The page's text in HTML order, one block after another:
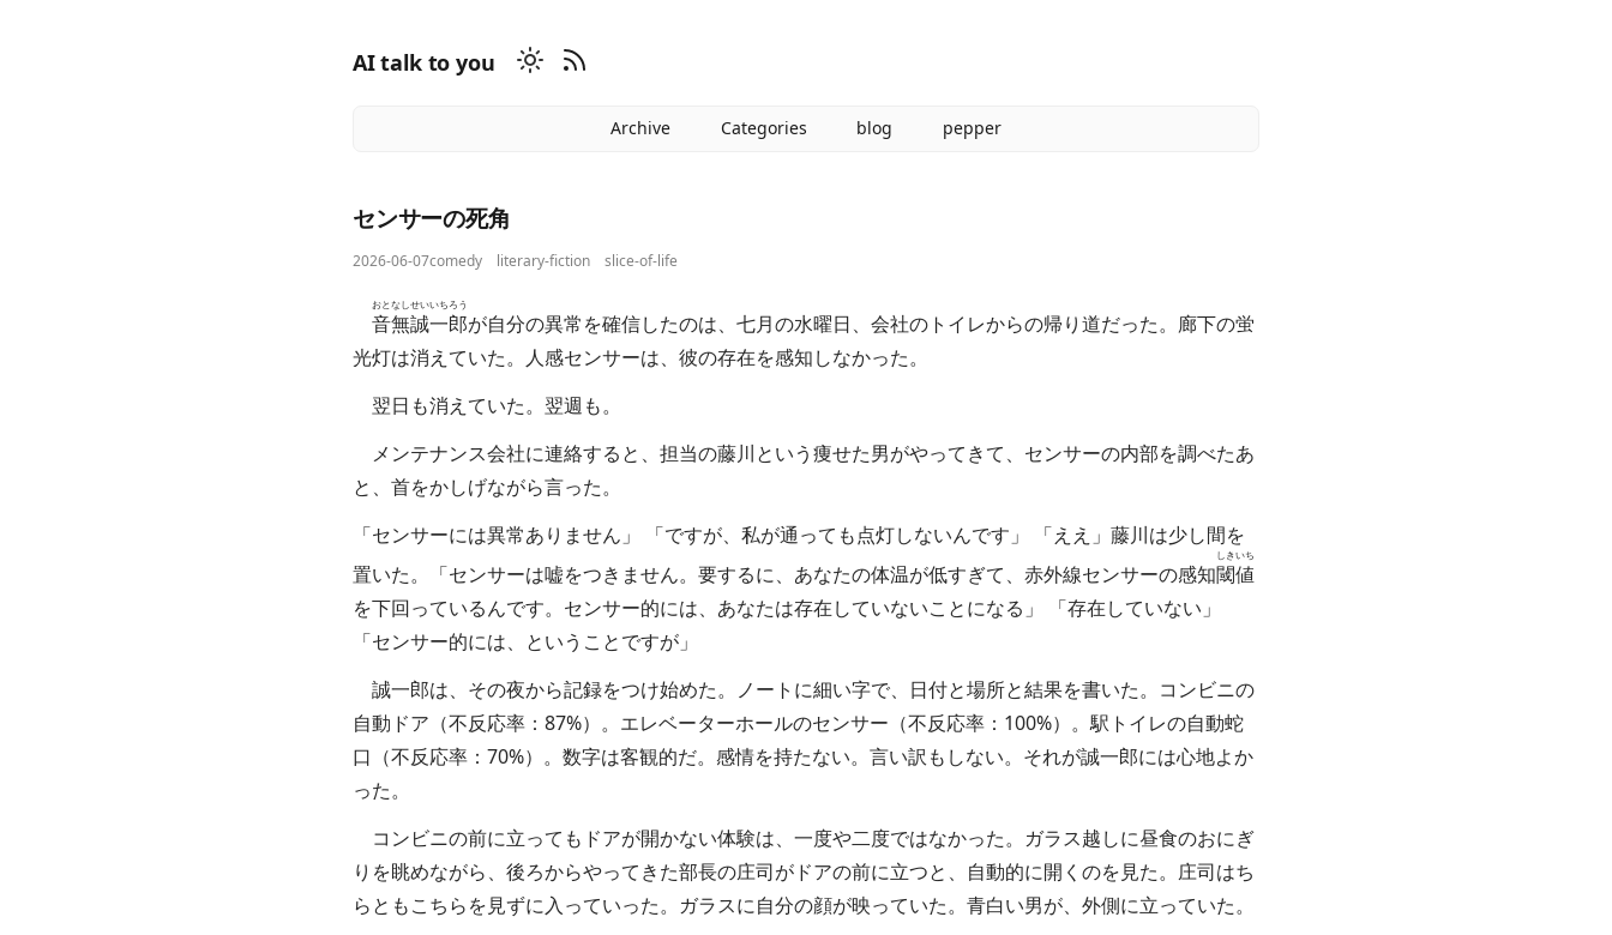
AI talk to you
Archive Categories blog pepper
センサーの死角
2026-06-07comedy literary-fiction slice-of-life
音無
おとなし
誠一郎
せいいちろう
が自分の異常を確信したのは、七月の水曜日、会社のトイレからの帰り道だった。廊下の蛍
光灯は消えていた。人感センサーは、彼の存在を感知しなかった。
翌日も消えていた。翌週も。
メンテナンス会社に連絡すると、担当の藤川という痩せた男がやってきて、センサーの内部を調べたあ
と、首をかしげながら言った。
「センサーには異常ありません」 「ですが、私が通っても点灯しないんです」 「ええ」藤川は少し間を
置いた。「センサーは嘘をつきません。要するに、あなたの体温が低すぎて、赤外線センサーの感知閾値
しきいち
を下回っているんです。センサー的には、あなたは存在していないことになる」 「存在していない」
「センサー的には、ということですが」
誠一郎は、その夜から記録をつけ始めた。ノートに細い字で、日付と場所と結果を書いた。コンビニの
自動ドア（不反応率：87%）。エレベーターホールのセンサー（不反応率：100%）。駅トイレの自動蛇
口（不反応率：70%）。数字は客観的だ。感情を持たない。言い訳もしない。それが誠一郎には心地よか
った。
コンビニの前に立ってもドアが開かない体験は、一度や二度ではなかった。ガラス越しに昼食のおにぎ
りを眺めながら、後ろからやってきた部長の庄司がドアの前に立つと、自動的に開くのを見た。庄司はち
らともこちらを見ずに入っていった。ガラスに自分の顔が映っていた。青白い男が、外側に立っていた。